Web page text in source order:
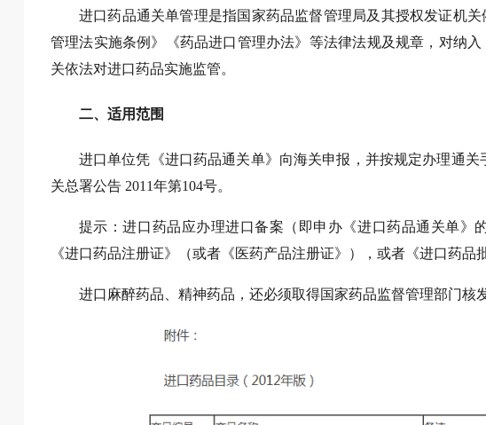
进口药品通关单管理是指国家药品监督管理局及其授权发证机
管理法实施条例》《药品进口管理办法》等法律法规及规章，对纳
关依法对进口药品实施监管。
二、适用范围
进口单位凭《进口药品通关单》向海关申报，并按规定办理通
关总署公告 2011年第104号。
提示：进口药品应办理进口备案（即申办《进口药品通关单》
《进口药品注册证》（或者《医药产品注册证》），或者《进口药品
进口麻醉药品、精神药品，还必须取得国家药品监督管理部门核